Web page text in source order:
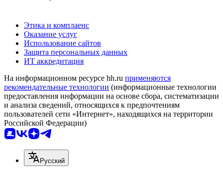
Этика и комплаенс
Оказание услуг
Использование сайтов
Защита персональных данных
ИТ аккредитация
На информационном ресурсе hh.ru применяются
рекомендательные технологии (информационные технологии
предоставления информации на основе сбора, систематизации
и анализа сведений, относящихся к предпочтениям
пользователей сети «Интернет», находящихся на территории
Российской Федерации)
Русский